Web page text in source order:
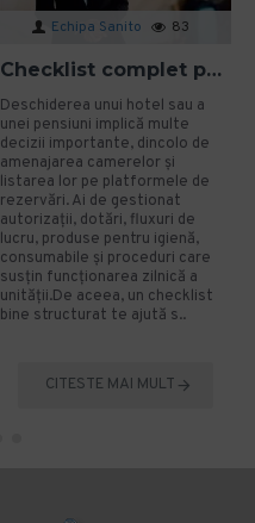
Echipa Sanito 83
Checklist complet pentru deschiderea unui hotel sau a unei pensiuni
Deschiderea unui hotel sau a
unei pensiuni implică multe
decizii importante, dincolo de
amenajarea camerelor și
listarea lor pe platformele de
rezervări. Ai de gestionat
autorizații, dotări, fluxuri de
lucru, produse pentru igienă,
consumabile și proceduri care
susțin funcționarea zilnică a
unității.De aceea, un checklist
bine structurat te ajută s..
CITESTE MAI MULT